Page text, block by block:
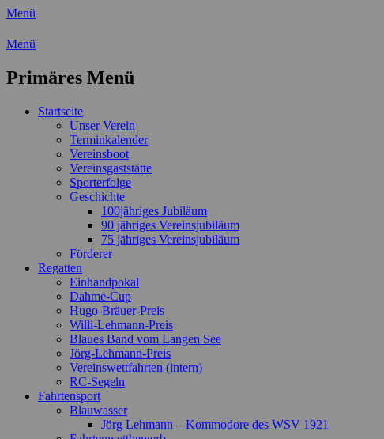
Menü
Wassersport-Verein 1921 e.V.
Menü
Primäres Menü
Zum
Startseite
Unser Verein
Terminkalender
Vereinsboot
Vereinsgaststätte
Sporterfolge
Geschichte
100jähriges Jubiläum
90 jähriges Vereinsjubiläum
75 jähriges Vereinsjubiläum
Förderer
Regatten
Einhandpokal
Dahme-Cup
Hugo-Bräuer-Preis
Willi-Lehmann-Preis
Blaues Band vom Langen See
Jörg-Lehmann-Preis
Vereinswettfahrten (intern)
RC-Segeln
Fahrtensport
Blauwasser
Jörg Lehmann – Kommodore des WSV 1921